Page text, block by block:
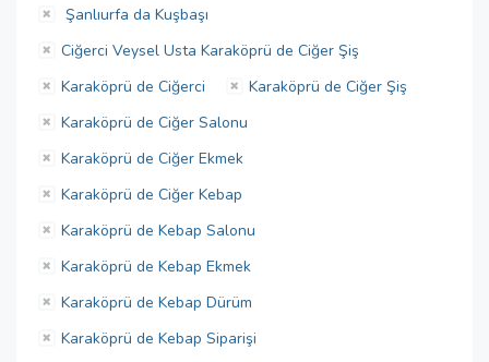
Şanlıurfa da Kuşbaşı
Ciğerci Veysel Usta Karaköprü de Ciğer Şiş
Karaköprü de Ciğerci
Karaköprü de Ciğer Şiş
Karaköprü de Ciğer Salonu
Karaköprü de Ciğer Ekmek
Karaköprü de Ciğer Kebap
Karaköprü de Kebap Salonu
Karaköprü de Kebap Ekmek
Karaköprü de Kebap Dürüm
Karaköprü de Kebap Siparişi